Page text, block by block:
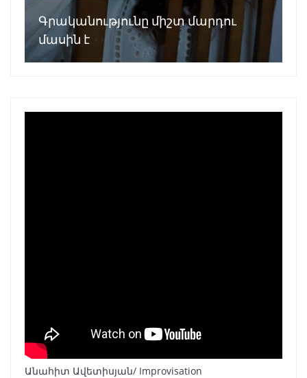
Գրականությունը միշտ մարդու
մասին է
Անահիտ Ավետիսյան/ Improvisation